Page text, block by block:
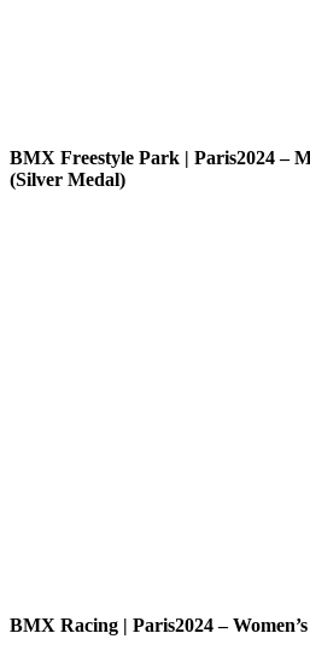
BMX Freestyle Park | Paris2024 –
(Silver Medal)
BMX Racing | Paris2024 –